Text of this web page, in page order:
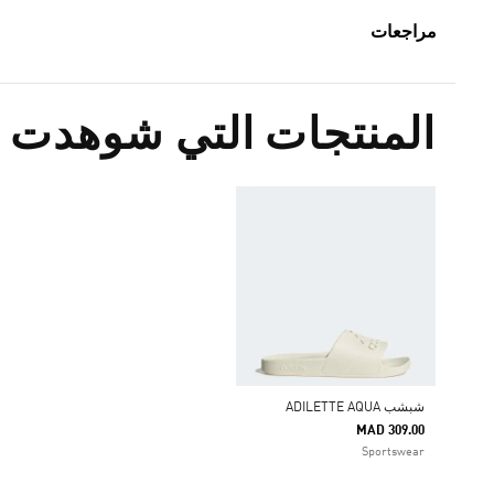
مراجعات
المنتجات التي شوهدت
شبشب ADILETTE AQUA
MAD 309.00
Sportswear